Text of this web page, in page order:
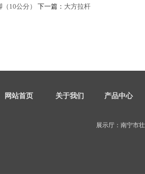
10公分） 下一篇： 大方拉杆
网站首页 关于我们 产品中心
展示厅：南宁市